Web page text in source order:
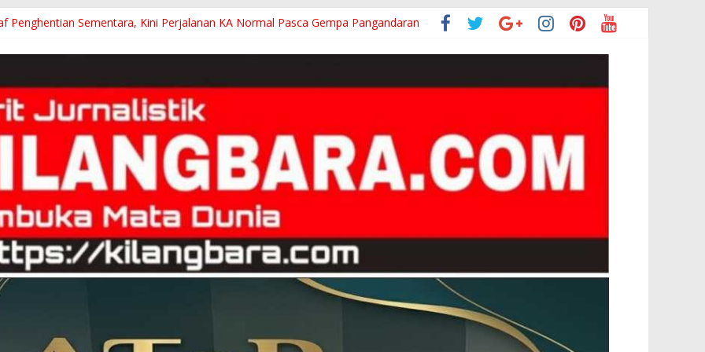
Penghentian Sementara, Kini Perjalanan KA Normal Pasca Gempa Pangandaran
Dadaha Ditertibkan, Walikota Tasik : Kita Sudah Siapkan Lokasi Berjualan
Kecamatan Kasokandel Majalengka Mengucapkan Selamat HUT RI ke-81
Staf RSUD dr Soekardjo Terancam Sanksi, Diky Candra Tugaskan Inspektorat